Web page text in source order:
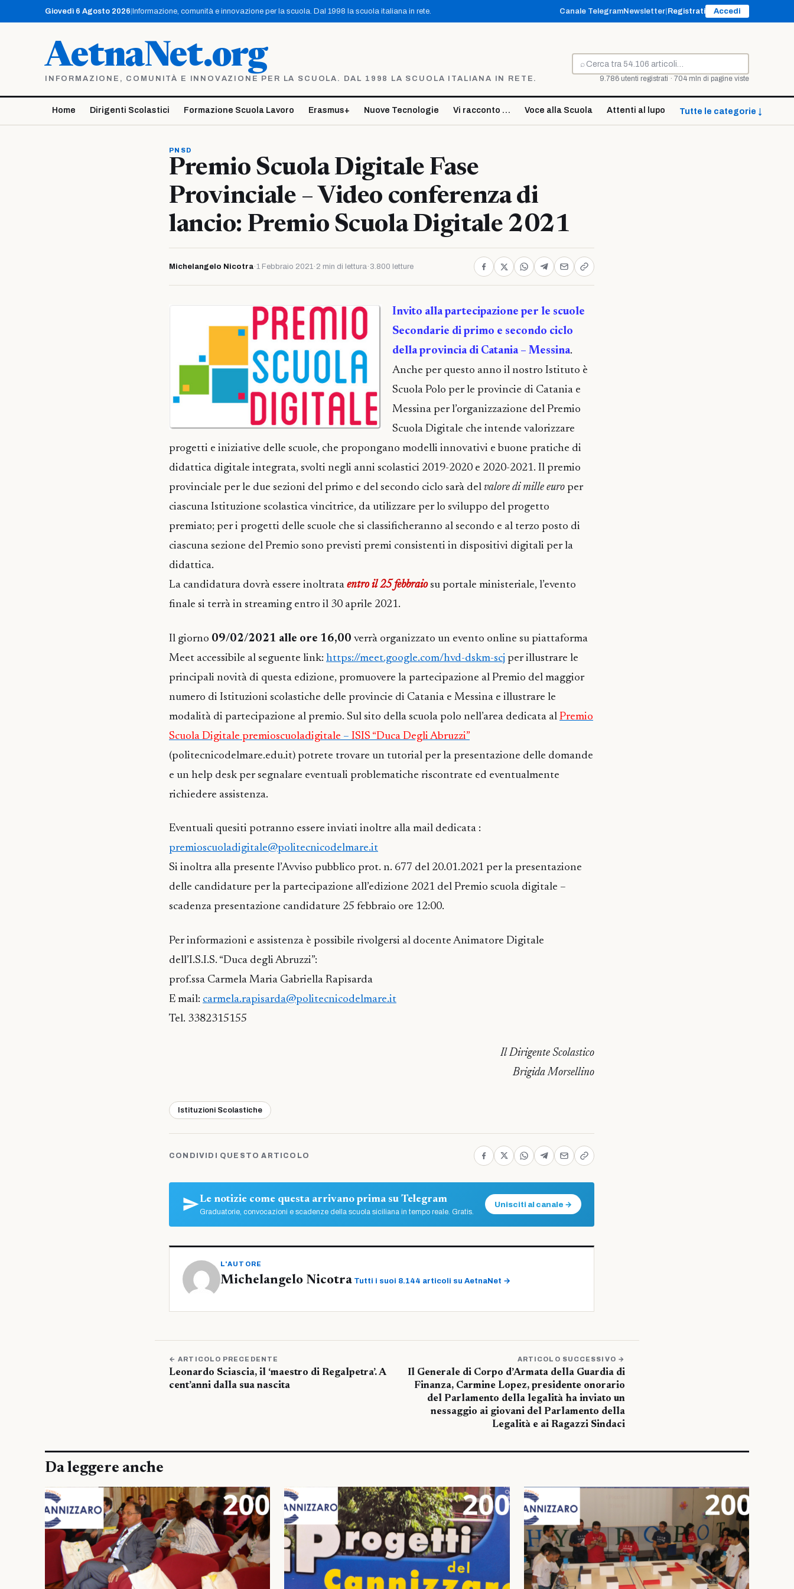
contenuto
Giovedì 6 Agosto 2026 Informazione, comunità e innovazione per la scuola. Dal 1998 la scuola italiana in rete. Canale TelegramNewsletter Registrati Accedi
AetnaNet.org
INFORMAZIONE, COMUNITÀ E INNOVAZIONE PER LA SCUOLA. DAL 1998 LA SCUOLA ITALIANA IN RETE.
⌕
Cerca
9.786 utenti registrati · 704 mln di pagine viste
Home Dirigenti Scolastici Formazione Scuola Lavoro Erasmus+ Nuove Tecnologie Vi racconto … Voce alla Scuola Attenti al lupo Tutte le categorie ↓
PNSD
Premio Scuola Digitale Fase
Provinciale – Video conferenza di
lancio: Premio Scuola Digitale 2021
Michelangelo Nicotra·1 Febbraio 2021· 2 min di lettura· 3.800 letture
Invito alla partecipazione per le scuole
Secondarie di primo e secondo ciclo
della provincia di Catania – Messina.
Anche per questo anno il nostro Istituto è
Scuola Polo per le provincie di Catania e
Messina per l’organizzazione del Premio
Scuola Digitale che intende valorizzare
progetti e iniziative delle scuole, che propongano modelli innovativi e buone pratiche di
didattica digitale integrata, svolti negli anni scolastici 2019-2020 e 2020-2021. Il premio
provinciale per le due sezioni del primo e del secondo ciclo sarà del valore di mille euro per
ciascuna Istituzione scolastica vincitrice, da utilizzare per lo sviluppo del progetto
premiato; per i progetti delle scuole che si classificheranno al secondo e al terzo posto di
ciascuna sezione del Premio sono previsti premi consistenti in dispositivi digitali per la
didattica.
La candidatura dovrà essere inoltrata entro il 25 febbraiosu portale ministeriale, l’evento
finale si terrà in streaming entro il 30 aprile 2021.
Il giorno 09/02/2021 alle ore 16,00 verrà organizzato un evento online su piattaforma
Meet accessibile al seguente link: https://meet.google.com/hvd-dskm-scj per illustrare le
principali novità di questa edizione, promuovere la partecipazione al Premio del maggior
numero di Istituzioni scolastiche delle provincie di Catania e Messina e illustrare le
modalità di partecipazione al premio. Sul sito della scuola polo nell’area dedicata al Premio
Scuola Digitale premioscuoladigitale – ISIS “Duca Degli Abruzzi”
(politecnicodelmare.edu.it) potrete trovare un tutorial per la presentazione delle domande
e un help desk per segnalare eventuali problematiche riscontrate ed eventualmente
richiedere assistenza.
Eventuali quesiti potranno essere inviati inoltre alla mail dedicata :
premioscuoladigitale@politecnicodelmare.it
Si inoltra alla presente l’Avviso pubblico prot. n. 677 del 20.01.2021 per la presentazione
delle candidature per la partecipazione all’edizione 2021 del Premio scuola digitale –
scadenza presentazione candidature 25 febbraio ore 12:00.
Per informazioni e assistenza è possibile rivolgersi al docente Animatore Digitale
dell’I.S.I.S. “Duca degli Abruzzi”:
prof.ssa Carmela Maria Gabriella Rapisarda
E mail: carmela.rapisarda@politecnicodelmare.it
Tel. 3382315155
Il Dirigente Scolastico
Brigida Morsellino
Istituzioni Scolastiche
CONDIVIDI QUESTO ARTICOLO
Le notizie come questa arrivano prima su Telegram
Graduatorie, convocazioni e scadenze della scuola siciliana in tempo reale. Gratis.
Unisciti al canale →
L'AUTORE
Michelangelo Nicotra Tutti i suoi 8.144 articoli su AetnaNet →
← ARTICOLO PRECEDENTE
Leonardo Sciascia, il ‘maestro di Regalpetra’. A
cent’anni dalla sua nascita
ARTICOLO SUCCESSIVO →
Il Generale di Corpo d’Armata della Guardia di
Finanza, Carmine Lopez, presidente onorario
del Parlamento della legalità ha inviato un
nessaggio ai giovani del Parlamento della
Legalità e ai Ragazzi Sindaci
Da leggere anche